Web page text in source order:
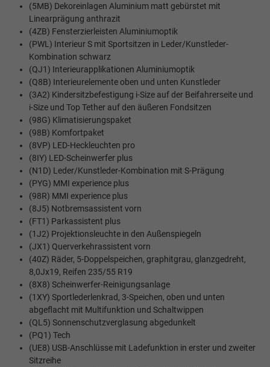
(5MB) Dekoreinlagen Aluminium matt gebürstet mit
Linearprägung anthrazit
(4ZB) Fensterzierleisten Aluminiumoptik
(PWL) Interieur S mit Sportsitzen in Leder/Kunstleder-
Kombination schwarz
(QJ1) Interieurapplikationen Aluminiumoptik
(Q8B) Interieurelemente oben und unten Kunstleder
(3A2) Kindersitzbefestigung i-Size auf der Beifahrerseite und
i-Size und Top Tether auf den äußeren Fondsitzen
(98G) Klimatisierungspaket
(98B) Komfortpaket
(8VP) LED-Heckleuchten pro
(8IY) LED-Scheinwerfer plus
(N1D) Leder/Kunstleder-Kombination mit S-Prägung
(PYG) MMI experience plus
(98R) MMI experience plus
(8J5) Notbremsassistent vorn
(FT1) Parkassistent plus
(1J2) Projektionsleuchte in den Außenspiegeln
(JX1) Querverkehrassistent vorn
(40Z) Räder, 5-Doppelspeichen, graphitgrau, glanzgedreht,
8,0Jx19, Reifen 235/55 R19
(8X8) Scheinwerfer-Reinigungsanlage
(1XY) Sportlederlenkrad, 3-Speichen, oben und unten
abgeflacht mit Multifunktion und Schaltwippen
(QL5) Sonnenschutzverglasung abgedunkelt
(PQ1) Tech
(UE8) USB-Anschlüsse mit Ladefunktion in erster und zweiter
Sitzreihe